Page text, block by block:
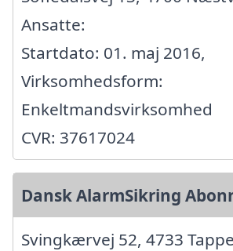
Ansatte:
Startdato: 01. maj 2016,
Virksomhedsform:
Enkeltmandsvirksomhed
CVR: 37617024
Dansk AlarmSikring
Svingkærvej 52, 4733